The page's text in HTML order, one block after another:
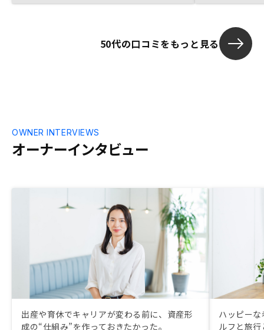
50代の口コミをもっと見る
オーナーインタビュー
OWNER INTERVIEWS
出産や育休でキャリアが変わる前に、資産形
成の“仕組み”を作っておきたかった。
ハッピー
ルフと旅